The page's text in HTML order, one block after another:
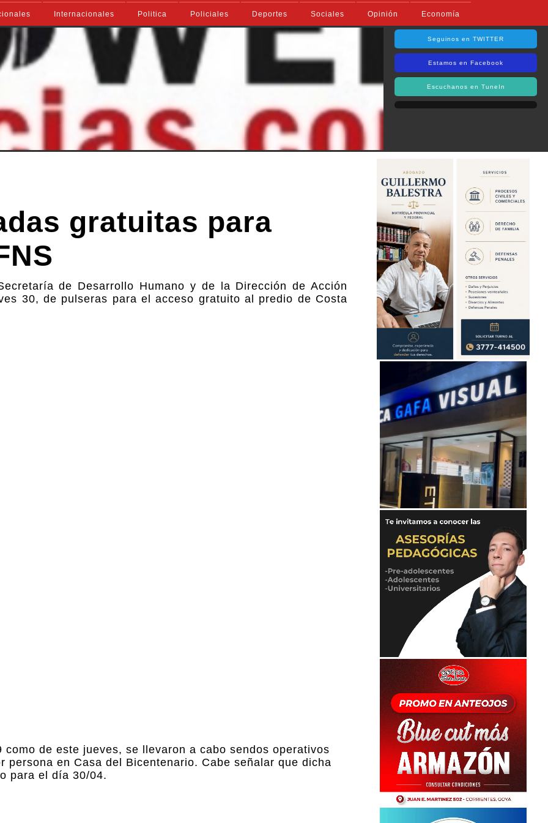
Internacionales Politica Policiales Deportes Sociales Opinión Economía
Seguinos en TWITTER
Estamos en Facebook
Escuchanos en TuneIn
gratuitas para
de Desarrollo Humano y de la Dirección de Acción
30, de pulseras para el acceso gratuito al predio de Costa
de este jueves, se llevaron a cabo sendos operativos
persona en Casa del Bicentenario. Cabe señalar que dicha
para el día 30/04.